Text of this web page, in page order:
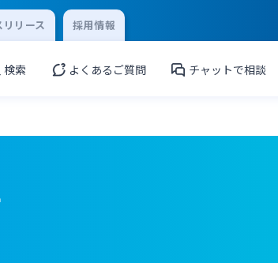
リリース 採用情報
検索 よくあるご質問 チャットで相談